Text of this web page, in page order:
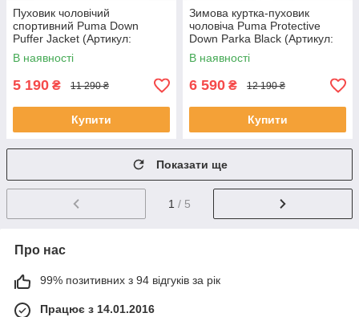
Пуховик чоловічий
спортивний Puma Down
Puffer Jacket (Артикул:
62647667)
В наявності
5 190 ₴ 11 290 ₴
Купити
Зимова куртка-пуховик
чоловіча Puma Protective
Down Parka Black (Артикул:
62646601)
В наявності
6 590 ₴ 12 190 ₴
Купити
Показати ще
1 / 5
Про нас
99% позитивних з 94 відгуків за рік
Працює з 14.01.2016